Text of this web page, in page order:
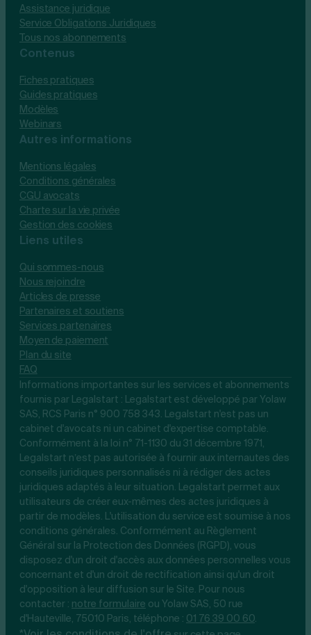
Assistance juridique
Service Obligations Juridiques
Tous nos abonnements
Contenus
Fiches pratiques
Guides pratiques
Modèles
Webinars
Autres informations
Mentions légales
Conditions générales
CGU avocats
Charte sur la vie privée
Gestion des cookies
Liens utiles
Qui sommes-nous
Nous rejoindre
Articles de presse
Partenaires et soutiens
Services partenaires
Moyen de paiement
Plan du site
FAQ
Informations importantes sur les services et abonnements
fournis par Legalstart : Legalstart est développé par Yolaw
SAS, RCS Paris n° 900 758 343. Legalstart n'est pas un
cabinet d'avocats ni un cabinet d'expertise comptable.
Conformément à la loi n° 71-1130 du 31 décembre 1971,
Legalstart n’est pas autorisée à fournir aux internautes des
conseils juridiques personnalisés ni à rédiger des actes
juridiques adaptés à leur situation. Legalstart permet aux
utilisateurs de créer eux-mêmes des actes juridiques à
partir de modèles. L'utilisation du service est soumise à nos
conditions générales. Conformément au Règlement
Général sur la Protection des Données (RGPD), vous
disposez d'un droit d'accès aux données personnelles vous
concernant et d'un droit de rectification ainsi qu'un droit
d'opposition à leur diffusion sur le Site. Pour nous
contacter : notre formulaire ou Yolaw SAS, 50 rue
d'Hauteville, 75010 Paris, téléphone : 01 76 39 00 60.